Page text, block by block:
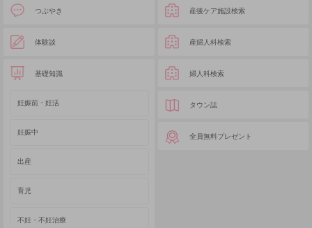
つぶやき
体験談
基礎知識
妊娠前・妊活
妊娠中
出産
育児
不妊・不妊治療
産後ケア施設検索
産婦人科検索
婦人科検索
タウン誌
全員無料プレゼント